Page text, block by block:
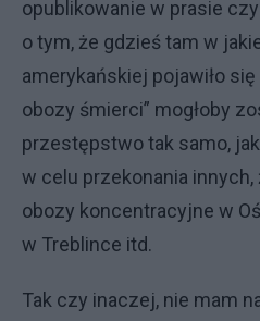
opublikowanie w prasie
o tym, że gdzieś tam w
amerykańskiej pojawiło
obozy śmierci” mogłoby
przestępstwo tak samo,
w celu przekonania innych,
obozy koncentracyjne w
w Treblince itd.
Tak czy inaczej, nie mam